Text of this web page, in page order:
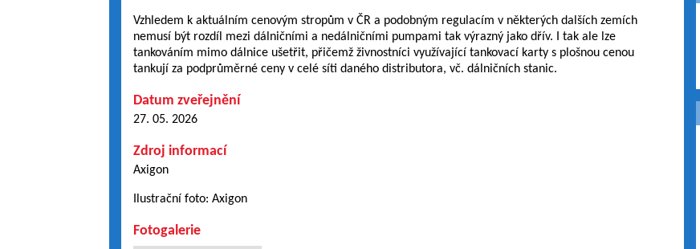
Vzhledem k aktuálním cenovým stropům v ČR a podobným regulacím v některých dalších zemích
nemusí být rozdíl mezi dálničními a nedálničními pumpami tak výrazný jako dřív. I tak ale lze
tankováním mimo dálnice ušetřit, přičemž živnostníci využívající tankovací karty s plošnou cenou
tankují za podprůměrné ceny v celé síti daného distributora, vč. dálničních stanic.
Datum zveřejnění
27. 05. 2026
Zdroj informací
Axigon
Ilustrační foto: Axigon
Fotogalerie